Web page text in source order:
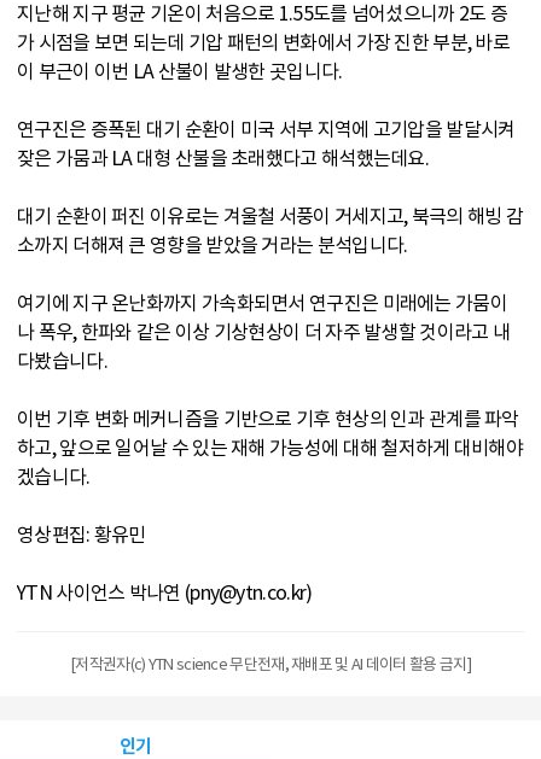
지난해 지구 평균 기온이 처음으로 1.55도를 넘어섰으니까 2도 증
가 시점을 보면 되는데 기압 패턴의 변화에서 가장 진한 부분, 바로
이 부근이 이번 LA 산불이 발생한 곳입니다.
연구진은 증폭된 대기 순환이 미국 서부 지역에 고기압을 발달시켜
잦은 가뭄과 LA 대형 산불을 초래했다고 해석했는데요.
대기 순환이 퍼진 이유로는 겨울철 서풍이 거세지고, 북극의 해빙 감
소까지 더해져 큰 영향을 받았을 거라는 분석입니다.
여기에 지구 온난화까지 가속화되면서 연구진은 미래에는 가뭄이
나 폭우, 한파와 같은 이상 기상현상이 더 자주 발생할 것이라고 내
다봤습니다.
이번 기후 변화 메커니즘을 기반으로 기후 현상의 인과 관계를 파악
하고, 앞으로 일어날 수 있는 재해 가능성에 대해 철저하게 대비해야
겠습니다.
영상편집: 황유민
YTN 사이언스 박나연 (pny@ytn.co.kr)
[저작권자(c) YTN science 무단전재, 재배포 및 AI 데이터 활용 금지]
인기